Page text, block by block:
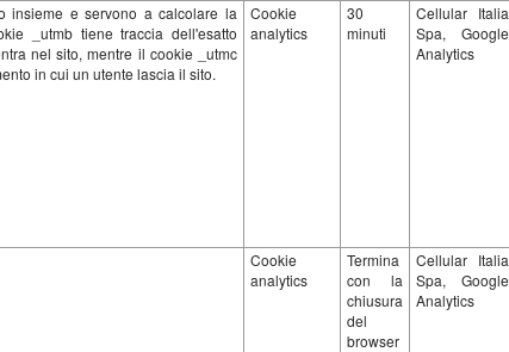
insieme e servono a calcolare la
_utmb tiene traccia dell'esatto
nel sito, mentre il cookie _utmc
in cui un utente lascia il sito.
Cookie
analytics
30
minuti
Cellular Italia
Spa, Google
Analytics
Cookie
analytics
Termina
con la
chiusura
del
browser
Cellular Italia
Spa, Google
Analytics